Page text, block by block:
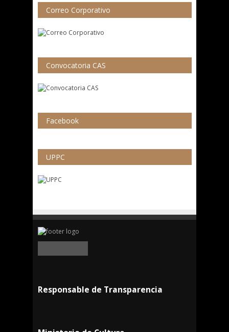
Correo Corporativo
Convocatoria CAS
Facebook
UPPC
Responsable de Transparencia